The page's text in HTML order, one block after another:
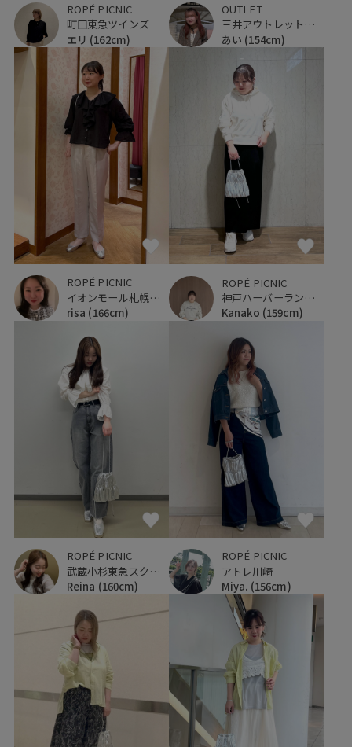
ROPÉ PICNIC
町田東急ツインズ
エリ (162cm)
OUTLET
三井アウトレットパーク 入間
あい (154cm)
ROPÉ PICNIC
イオンモール札幌発寒
risa (166cm)
ROPÉ PICNIC
神戸ハーバーランドumie
Kanako (159cm)
ROPÉ PICNIC
武蔵小杉東急スクエア
Reina (160cm)
ROPÉ PICNIC
アトレ川崎
Miya. (156cm)